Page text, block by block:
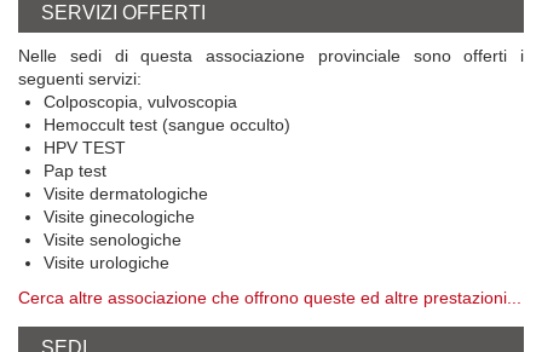
SERVIZI OFFERTI
Nelle sedi di questa associazione provinciale sono offerti i
seguenti servizi:
Colposcopia, vulvoscopia
Hemoccult test (sangue occulto)
HPV TEST
Pap test
Visite dermatologiche
Visite ginecologiche
Visite senologiche
Visite urologiche
Cerca altre associazione che offrono queste ed altre prestazioni...
SEDI